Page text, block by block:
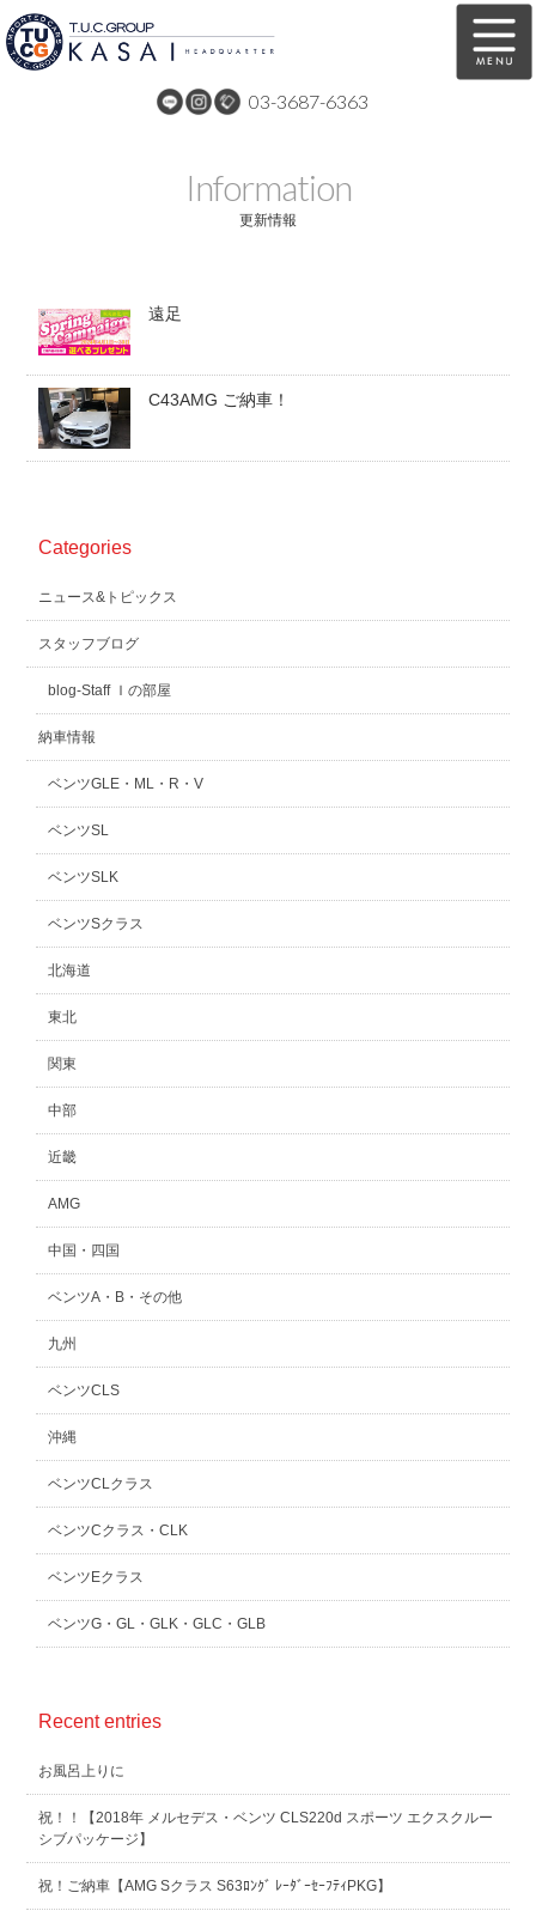
03-3687-6363
全国納車
買取無料査定
Information
更新情報
遠足
C43AMG ご納車！
Categories
ニュース&トピックス
スタッフブログ
blog-Staff Ｉの部屋
納車情報
ベンツGLE・ML・R・V
ベンツSL
ベンツSLK
ベンツSクラス
北海道
東北
関東
中部
近畿
AMG
中国・四国
ベンツA・B・その他
九州
ベンツCLS
沖縄
ベンツCLクラス
ベンツCクラス・CLK
ベンツEクラス
ベンツG・GL・GLK・GLC・GLB
Recent entries
お風呂上りに
祝！！【2018年 メルセデス・ベンツ CLS220d スポーツ エクスクルー
シブパッケージ】
祝！ご納車【AMG Sクラス S63ﾛﾝｸﾞ ﾚｰﾀﾞｰｾｰﾌﾃｨPKG】